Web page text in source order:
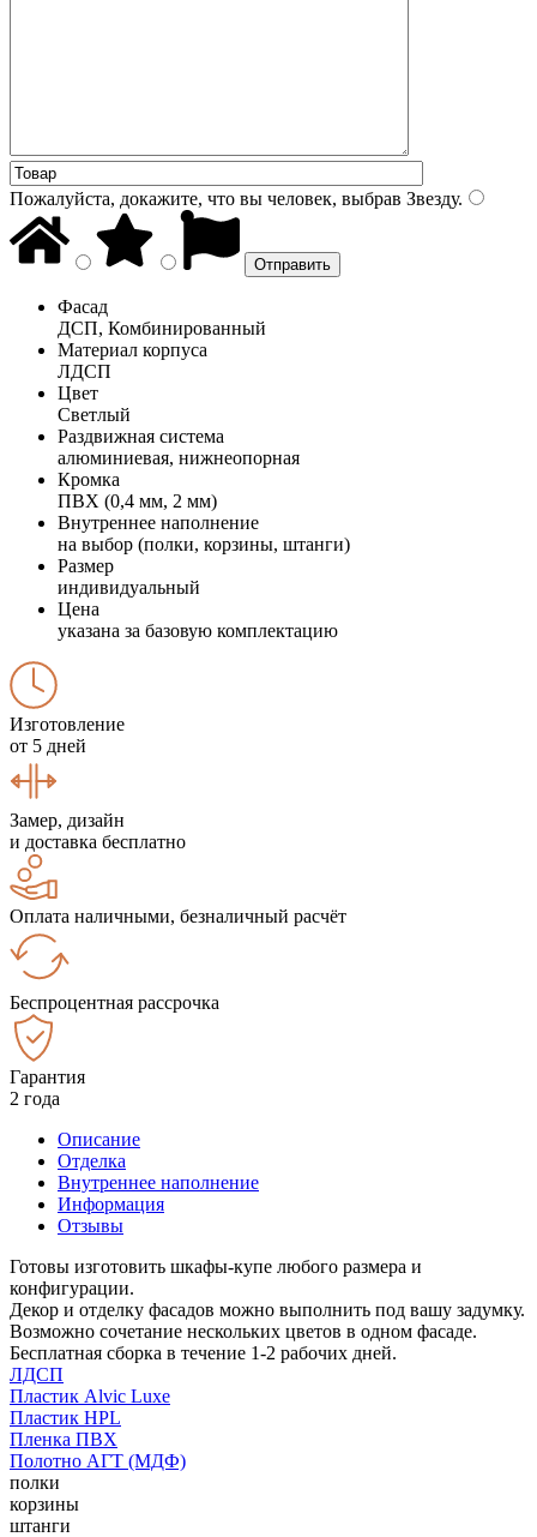
Пожалуйста, докажите, что вы человек, выбрав Звезду.
Фасад
ДСП, Комбинированный
Материал корпуса
ЛДСП
Цвет
Светлый
Раздвижная система
алюминиевая, нижнеопорная
Кромка
ПВХ (0,4 мм, 2 мм)
Внутреннее наполнение
на выбор (полки, корзины, штанги)
Размер
индивидуальный
Цена
указана за базовую комплектацию
Изготовление
от 5 дней
Замер, дизайн
и доставка бесплатно
Оплата наличными, безналичный расчёт
Беспроцентная рассрочка
Гарантия
2 года
Описание
Отделка
Внутреннее наполнение
Информация
Отзывы
Готовы изготовить шкафы-купе любого размера и
конфигурации.
Декор и отделку фасадов можно выполнить под вашу задумку.
Возможно сочетание нескольких цветов в одном фасаде.
Бесплатная сборка в течение 1-2 рабочих дней.
ЛДСП
Пластик Alvic Luxe
Пластик HPL
Пленка ПВХ
Полотно АГТ (МДФ)
полки
корзины
штанги